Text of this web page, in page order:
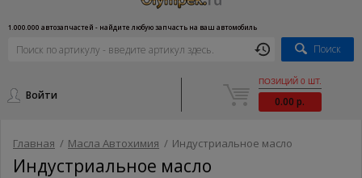
1.000.000 автозапчастей - найдите любую запчасть на ваш автомобиль
Поиск
Войти
ПОЗИЦИЙ 0 ШТ.
0.00 р.
Главная / Масла Автохимия / Индустриальное масло
Индустриальное масло